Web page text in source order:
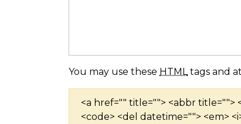
You may use these HTMLtags and
<a href="" title=""> <abbr title="">
<code> <del datetime=""> <em>